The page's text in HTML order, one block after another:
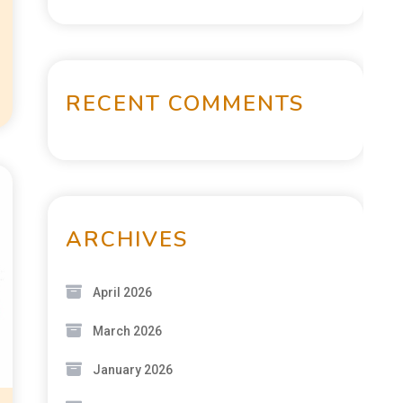
RECENT COMMENTS
ARCHIVES
April 2026
March 2026
January 2026